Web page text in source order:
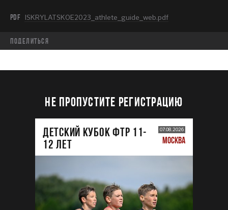
PDF ISKRYLATSKOE2023_athlete_guide_web.pdf
Поделиться
НЕ ПРОПУСТИТЕ РЕГИСТРАЦИЮ
ДЕТСКИЙ КУБОК ФТР 11-
12 лет
07.08.2026
МОСКВА